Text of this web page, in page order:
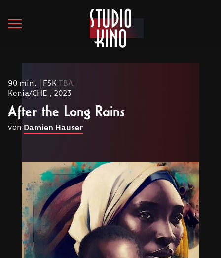
90 min. FSK
TBA
Kenia/CHE , 2023
After the Long Rains
von Damien Hauser